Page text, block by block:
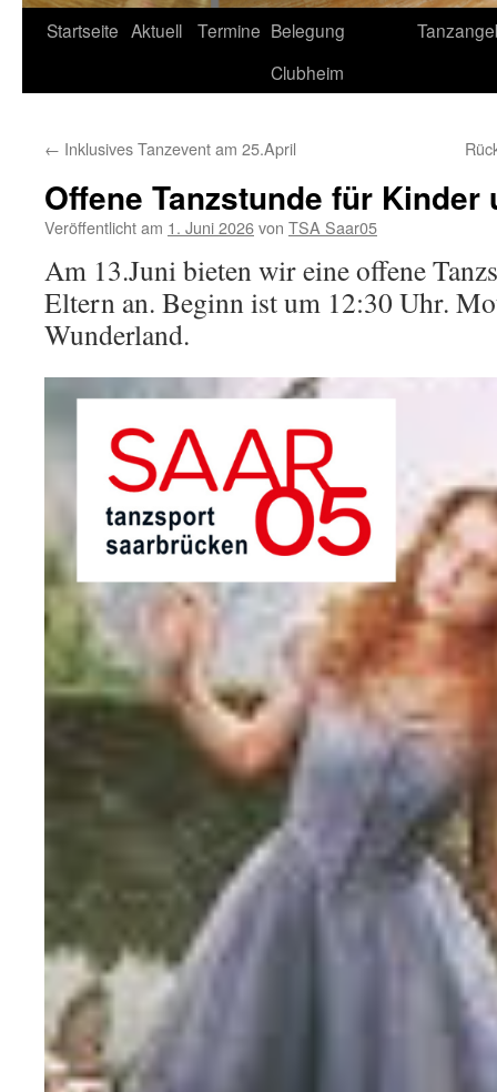
Startseite Aktuell Termine Belegung
Clubheim
← Inklusives Tanzevent am 25.April
Offene Tanzstunde für Kinder
Veröffentlicht am 1. Juni 2026von TSA Saar05
Am 13.Juni bieten wir eine offene
Eltern an. Beginn ist um 12:30 Uhr.
Wunderland.